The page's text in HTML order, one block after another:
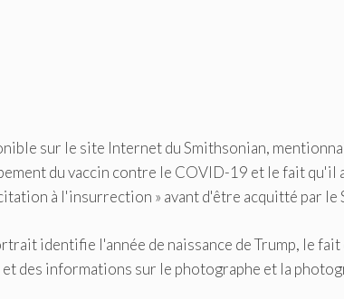
sur le site Internet du Smithsonian,
du vaccin contre le COVID-19 et le fait qu'il
à l'insurrection » avant d'être acquitté par le
identifie l'année de naissance de Trump, le
des informations sur le photographe et la